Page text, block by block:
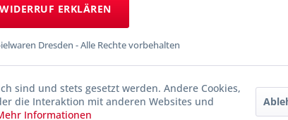
WIDERRUF ERKLÄREN
Dresden - Alle Rechte vorbehalten
sind und stets gesetzt werden. Andere Cookies,
die Interaktion mit anderen Websites und
Informationen